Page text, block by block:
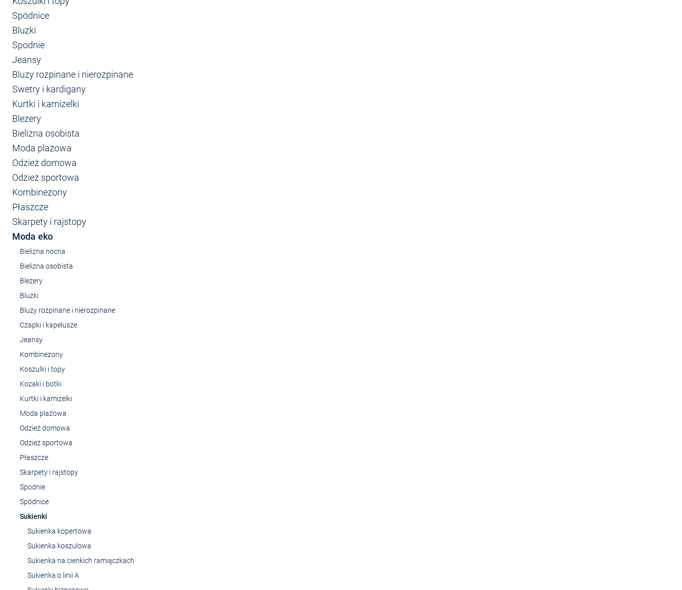
Spódnice
Bluzki
Spodnie
Jeansy
Bluzy rozpinane i nierozpinane
Swetry i kardigany
Kurtki i kamizelki
Blezery
Bielizna osobista
Moda plażowa
Odzież domowa
Odzież sportowa
Kombinezony
Płaszcze
Skarpety i rajstopy
Moda eko
Bielizna nocna
Bielizna osobista
Blezery
Bluzki
Bluzy rozpinane i nierozpinane
Czapki i kapelusze
Jeansy
Kombinezony
Koszulki i topy
Kozaki i botki
Kurtki i kamizelki
Moda plażowa
Odzież domowa
Odzież sportowa
Płaszcze
Skarpety i rajstopy
Spodnie
Spódnice
Sukienki
Sukienka kopertowa
Sukienka koszulowa
Sukienka na cienkich ramiączkach
Sukienka o linii A